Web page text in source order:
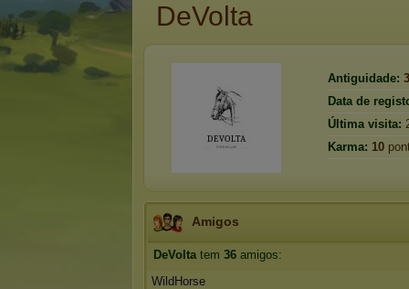
DeVolta
Antiguidade:
Data de
Última visita:
Karma: 10
Amigos
DeVoltatem 36 amigos:
WildHorse